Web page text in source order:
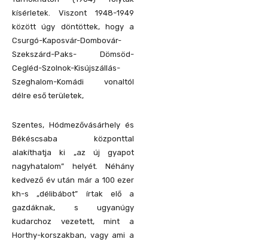
kísérletek. Viszont 1948-1949
között úgy döntöttek, hogy a
Csurgó-Kaposvár-Dombovár-
Szekszárd-Paks- Dömsöd-
Cegléd-Szolnok-Kisújszállás-
Szeghalom-Komádi vonaltól
délre eső területek,
Szentes, Hódmezővásárhely és
Békéscsaba központtal
alakíthatja ki „az új gyapot
nagyhatalom” helyét. Néhány
kedvező év után már a 100 ezer
kh-s „délibábot” írtak elő a
gazdáknak, s ugyanúgy
kudarchoz vezetett, mint a
Horthy-korszakban, vagy ami a